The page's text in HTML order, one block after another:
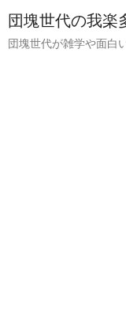
団塊世代の我楽
団塊世代が雑学や面白